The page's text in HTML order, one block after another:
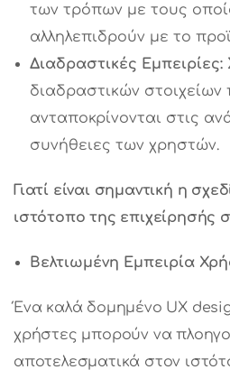
των τρόπων με τους
αλληλεπιδρούν με το
Διαδραστικές Εμπειρίες:
διαδραστικών στοιχείων
ανταποκρίνονται στις
συνήθειες των χρηστών.
Γιατί είναι σημαντική η
ιστότοπο της επιχείρησής
Βελτιωμένη Εμπειρία
Ένα καλά δομημένο UX
χρήστες μπορούν να
αποτελεσματικά στον